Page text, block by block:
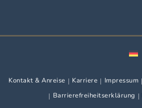
Kontakt & Anreise Karriere Impressum
Barrierefreiheitserklärung